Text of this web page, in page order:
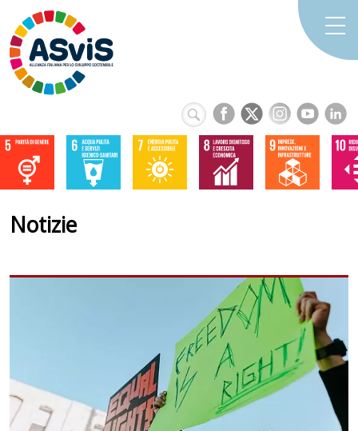
Notizie